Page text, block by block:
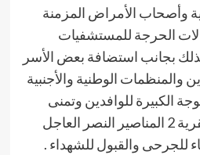
وأصحاب الأمراض المزمنة
الحرجة للمستشفيات
لذلك بجانب استضافة بعض الأسر
والمنظمات الوطنية والأجنبية
الكبيرة للوافدين وتمنى
رئيس اللجنة الإدارية بالقرية 2 المناصير النصر العاجل
للجرحى والقبول للشهداء .